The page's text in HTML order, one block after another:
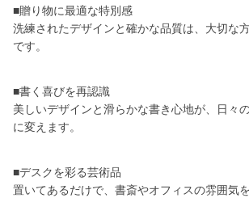
■贈り物に最適な特別感
洗練されたデザインと確かな品質は、大切な
です。
■書く喜びを再認識
美しいデザインと滑らかな書き心地が、日々
に変えます。
■デスクを彩る芸術品
置いてあるだけで、書斎やオフィスの雰囲気